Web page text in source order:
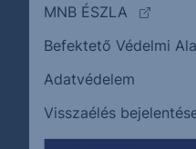
MNB ÉSZLA
(külső
Befektető Védelmi
Adatvédelem
Visszaélés